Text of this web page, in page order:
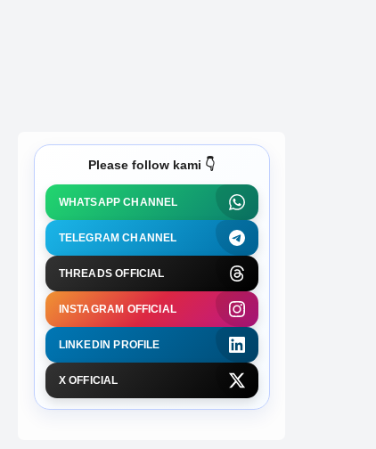
Please follow kami 👇
WHATSAPP CHANNEL
TELEGRAM CHANNEL
THREADS OFFICIAL
INSTAGRAM OFFICIAL
LINKEDIN PROFILE
X OFFICIAL